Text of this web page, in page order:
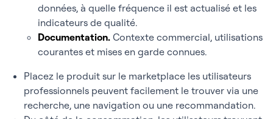
données, à quelle fréquence il est actualisé et les
indicateurs de qualité.
Documentation. Contexte commercial, utilisations
courantes et mises en garde connues.
Placez le produit sur le marketplace les utilisateurs
professionnels peuvent facilement le trouver via une
recherche, une navigation ou une recommandation.